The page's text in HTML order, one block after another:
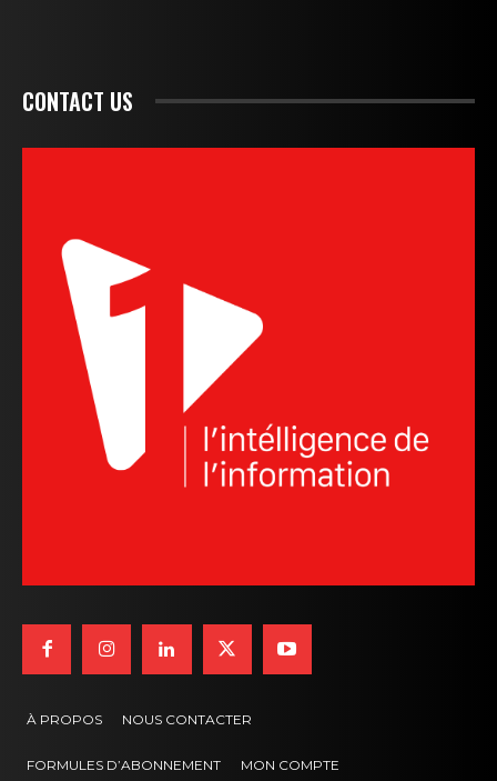
CONTACT US
À PROPOS NOUS CONTACTER
FORMULES D’ABONNEMENT MON COMPTE